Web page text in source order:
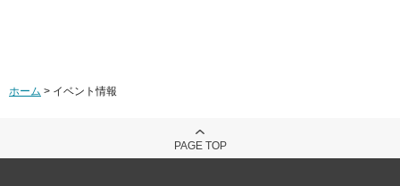
ホーム > イベント情報
PAGE TOP